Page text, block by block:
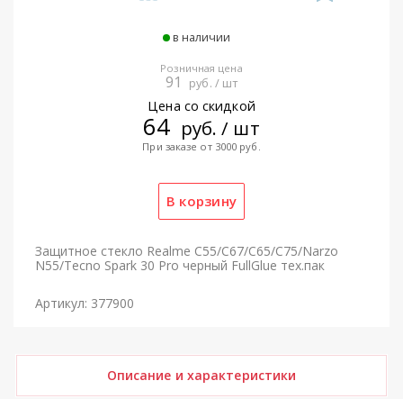
в наличии
Розничная цена
91 руб. / шт
Цена со скидкой
64 руб. / шт
При заказе от 3000 руб.
Защитное стекло Realme C55/C67/C65/C75/Narzo
N55/Tecno Spark 30 Pro черный FullGlue тех.пак
Артикул: 377900
Описание и характеристики